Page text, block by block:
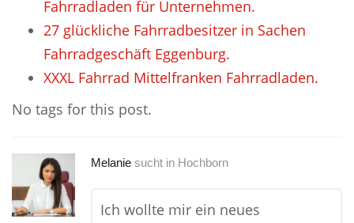
Fahrradladen für Unternehmen.
27 glückliche Fahrradbesitzer in Sachen
Fahrradgeschäft Eggenburg.
XXXL Fahrrad Mittelfranken Fahrradladen.
No tags for this post.
Melanie sucht in Hochborn
Ich wollte mir ein neues